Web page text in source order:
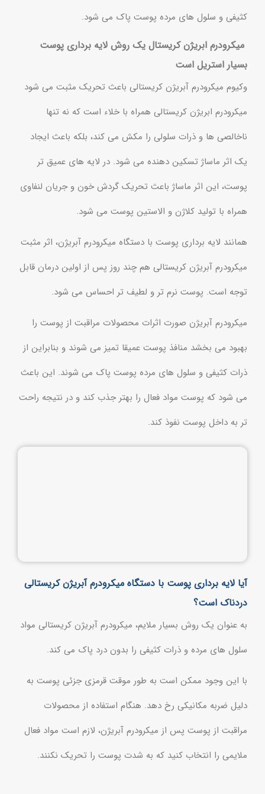
کثیفی و سلول های مرده پوست پاک می شود.
میکرودرم ابریژن کریستال یک روش لایه برداری پوست
بسیار استریل است
وکیوم میکرودرم آبریژن کریستالی باعث تحریک مثبت می شود
میکرودرم ابریژن کریستالی همراه با خلاء است که نه تنها
ناخالصی ها و ذرات سلولی را مکش می کند، بلکه باعث ایجاد
یک اثر ماساژ تسکین دهنده می شود. در لایه های عمیق تر
پوست، این اثر ماساژ باعث تحریک گردش خون و جریان لنفاوی
همراه با تولید کلاژن و الاستین پوست می شود.
همانند لایه برداری پوست با دستگاه میکرودرم آبریژن، اثر مثبت
میکرودرم آبریژن کریستالی هم چند روز پس از اولین درمان قابل
توجه است. پوست نرم تر و لطیف تر احساس می شود.
میکرودرم آبریژن صورت اثرات محصولات مراقبت از پوست را
بهبود می بخشد منافذ پوست عمیقا تمیز می شوند و بنابراین از
ذرات کثیفی و سلول های مرده پوست پاک می شوند. این باعث
می شود که پوست مواد فعال را بهتر جذب کند و در نتیجه راحت
تر به داخل پوست نفوذ کند.
آیا لایه برداری پوست با دستگاه میکرودرم آبریژن کریستالی
دردناک است؟
به عنوان یک روش بسیار ملایم، میکرودرم آبریژن کریستالی مواد
سلول های مرده و ذرات کثیفی را بدون درد پاک می کند.
با این وجود ممکن است به طور موقت قرمزی جزئی پوست به
دلیل ضربه مکانیکی رخ دهد. هنگام استفاده از محصولات
مراقبت از پوست پس از میکرودرم آبریژن، لازم است مواد فعال
ملایمی را انتخاب کنید که به شدت پوست را تحریک نکنند.